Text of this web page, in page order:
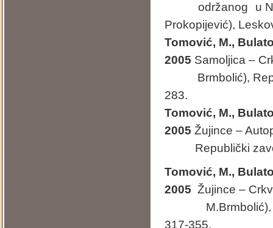
održanog u
Prokopijević),
Tomović, M.,
2005 Samoljica –
Brmbolić),
283.
Tomović, M.,
2005 Žujince –
Republički zavod
Tomović, M.,
2005 Žujince –
M.Brmbolić),
317-355.